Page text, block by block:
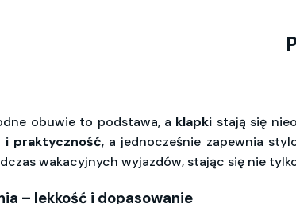
obuwie to podstawa, a klapki stają się
i praktyczność, a jednocześnie zapewnia
wakacyjnych wyjazdów, stając się nie
– lekkość i dopasowanie